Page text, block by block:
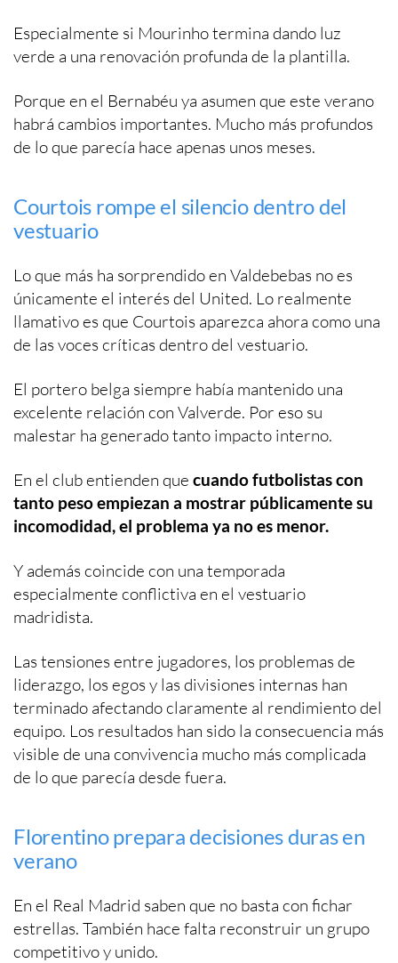
Especialmente si Mourinho termina dando luz
verde a una renovación profunda de la plantilla.
Porque en el Bernabéu ya asumen que este verano
habrá cambios importantes. Mucho más profundos
de lo que parecía hace apenas unos meses.
Courtois rompe el silencio dentro del
vestuario
Lo que más ha sorprendido en Valdebebas no es
únicamente el interés del United. Lo realmente
llamativo es que Courtois aparezca ahora como una
de las voces críticas dentro del vestuario.
El portero belga siempre había mantenido una
excelente relación con Valverde. Por eso su
malestar ha generado tanto impacto interno.
En el club entienden que cuando futbolistas con
tanto peso empiezan a mostrar públicamente su
incomodidad, el problema ya no es menor.
Y además coincide con una temporada
especialmente conflictiva en el vestuario
madridista.
Las tensiones entre jugadores, los problemas de
liderazgo, los egos y las divisiones internas han
terminado afectando claramente al rendimiento del
equipo. Los resultados han sido la consecuencia más
visible de una convivencia mucho más complicada
de lo que parecía desde fuera.
Florentino prepara decisiones duras en
verano
En el Real Madrid saben que no basta con fichar
estrellas. También hace falta reconstruir un grupo
competitivo y unido.